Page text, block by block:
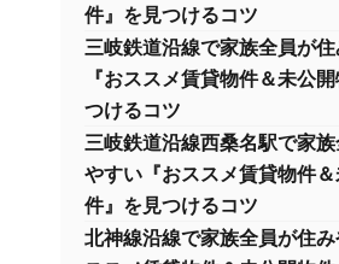
件』を見つけるコツ
三岐鉄道沿線で家族全員が
『おススメ賃貸物件＆未公
つけるコツ
三岐鉄道沿線西桑名駅で家
やすい『おススメ賃貸物件
件』を見つけるコツ
北神線沿線で家族全員が住